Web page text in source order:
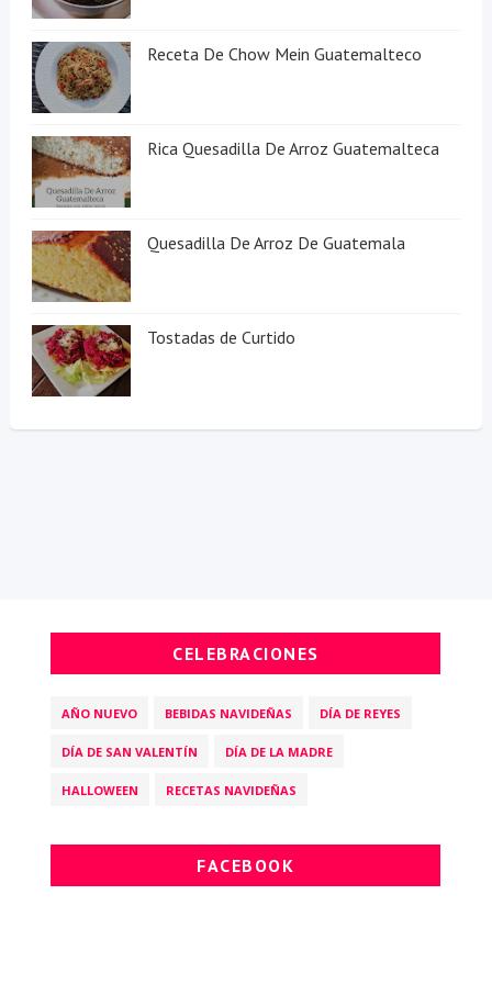
Receta De Chow Mein Guatemalteco
Rica Quesadilla De Arroz Guatemalteca
Quesadilla De Arroz De Guatemala
Tostadas de Curtido
CELEBRACIONES
AÑO NUEVO BEBIDAS NAVIDEÑAS DÍA DE REYES
DÍA DE SAN VALENTÍN DÍA DE LA MADRE
HALLOWEEN RECETAS NAVIDEÑAS
FACEBOOK